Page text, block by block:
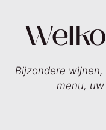
Bijzondere
menu,